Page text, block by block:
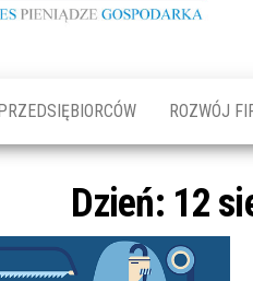
ROZWÓJ
Dzień: 12